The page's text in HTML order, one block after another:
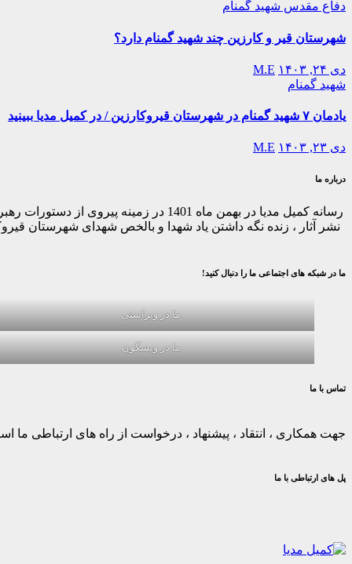
دفاع مقدس شهید گمنام
شهرستان قیر و کارزین چند شهید گمنام دارد؟
دی ۲۴, ۱۴۰۳
M.E
شهید گمنام
یادمان ۷ شهید گمنام در شهرستان قیروکارزین / در کمیل مدیا ببینید
دی ۲۳, ۱۴۰۳ M.E
درباره ما
رسانه کمیل مدیا در بهمن ماه 1401
نشر آثار ، زنده نگه داشتن یاد شهدا و بالخص شهدای شهرستان
ما در شبکه های اجتماعی ما را دنبال کنید!
ما در ویراستی
ما در ویسگون
تماس با ما
جهت همکاری ، انتقاد ، پیشنهاد ، درخواست از راه های ارتباطی ما
پل های ارتباطی با ما